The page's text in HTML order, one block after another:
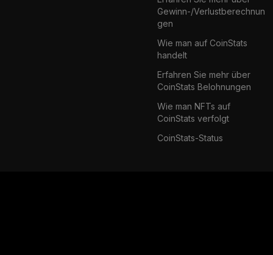
Gewinn-/Verlustberechnun
gen
Wie man auf CoinStats
handelt
Erfahren Sie mehr über
CoinStats Belohnungen
Wie man NFTs auf
CoinStats verfolgt
CoinStats-Status